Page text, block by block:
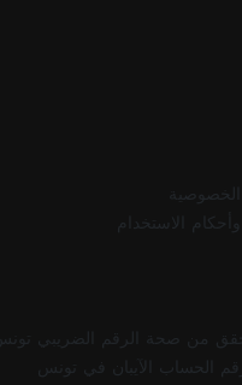
الاستخدام
من صحة الرقم الضريبي تونس
الحساب الآيبان في تونس